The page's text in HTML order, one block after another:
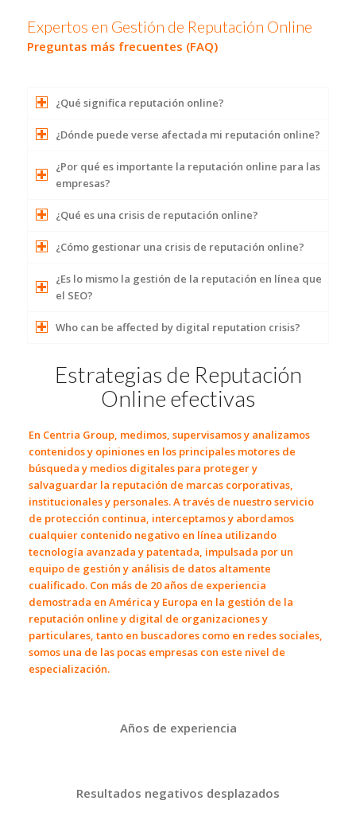
Expertos en Gestión de Reputación Online
Preguntas más frecuentes (FAQ)
¿Qué significa reputación online?
¿Dónde puede verse afectada mi reputación online?
¿Por qué es importante la reputación online para las
empresas?
¿Qué es una crisis de reputación online?
¿Cómo gestionar una crisis de reputación online?
¿Es lo mismo la gestión de la reputación en línea que
el SEO?
Who can be affected by digital reputation crisis?
Estrategias de Reputación
Online efectivas
En Centria Group, medimos, supervisamos y analizamos
contenidos y opiniones en los principales motores de
búsqueda y medios digitales para proteger y
salvaguardar la reputación de marcas corporativas,
institucionales y personales. A través de nuestro servicio
de protección continua, interceptamos y abordamos
cualquier contenido negativo en línea utilizando
tecnología avanzada y patentada, impulsada por un
equipo de gestión y análisis de datos altamente
cualificado. Con más de 20 años de experiencia
demostrada en América y Europa en la gestión de la
reputación online y digital de organizaciones y
particulares, tanto en buscadores como en redes sociales,
somos una de las pocas empresas con este nivel de
especialización.
Años de experiencia
Resultados negativos desplazados